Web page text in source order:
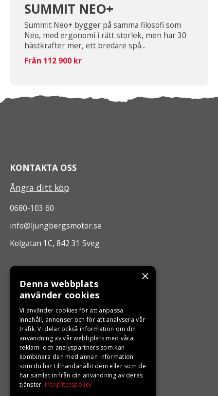
SUMMIT NEO+
Summit Neo+ bygger på samma filosofi som
Neo, med ergonomi i rätt storlek, men har 30
hästkrafter mer, ett bredare spå...
Från 112 900 kr
KONTAKTA OSS
Ångra ditt köp
0680-103 60
info@ljungbergsmotor.se
Kolgatan 1C, 842 31 Sveg
ÖPPETTIDER
Måndag - Fredag 10.00 -17.00
LJUNGBERGS MOTOR
Din BRP återförsäljare i Sveg!
×
Denna webbplats
använder cookies
Vi använder cookies för att anpassa
innehåll, annonser och för att analysera vår
trafik. Vi delar också information om din
användning av vår webbplats med våra
reklam- och analyspartners som kan
kombinera den med annan information
som du har tillhandahållit dem eller som de
har samlat in från din användning av deras
tjänster. Integritetspolicy